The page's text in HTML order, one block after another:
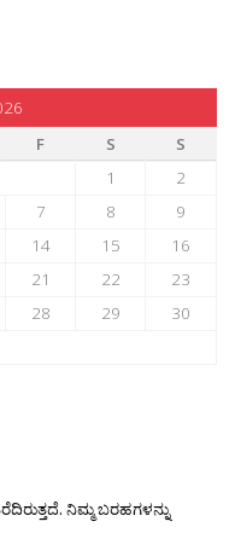
F S
S
1
2
7 8
9
14 15
16
21 22
23
28 29
30
ನಿಮ್ಮ ಬರಹಗಳನ್ನು